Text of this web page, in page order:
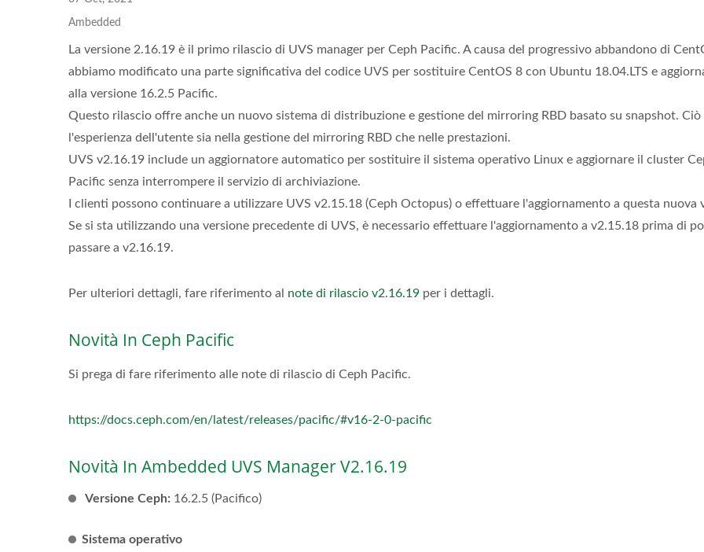
Ambedded
La versione 2.16.19 è il primo rilascio di UVS manager per Ceph Pacific. A causa del progressivo abbandono di
abbiamo modificato una parte significativa del codice UVS per sostituire CentOS 8 con Ubuntu 18.04.LTS e
alla versione 16.2.5 Pacific.
Questo rilascio offre anche un nuovo sistema di distribuzione e gestione del mirroring RBD basato su snapshot. Ciò
l'esperienza dell'utente sia nella gestione del mirroring RBD che nelle prestazioni.
UVS v2.16.19 include un aggiornatore automatico per sostituire il sistema operativo Linux e aggiornare il cluster
Pacific senza interrompere il servizio di archiviazione.
I clienti possono continuare a utilizzare UVS v2.15.18 (Ceph Octopus) o effettuare l'aggiornamento a questa nuova
Se si sta utilizzando una versione precedente di UVS, è necessario effettuare l'aggiornamento a v2.15.18 prima di
passare a v2.16.19.
Per ulteriori dettagli, fare riferimento al note di rilascio v2.16.19 per i dettagli.
Novità In Ceph Pacific
Si prega di fare riferimento alle note di rilascio di Ceph Pacific.
https://docs.ceph.com/en/latest/releases/pacific/#v16-2-0-pacific
Novità In Ambedded UVS Manager V2.16.19
Versione Ceph: 16.2.5 (Pacifico)
Sistema operativo
Ceph Su ARM 64
Grafica Ceph)